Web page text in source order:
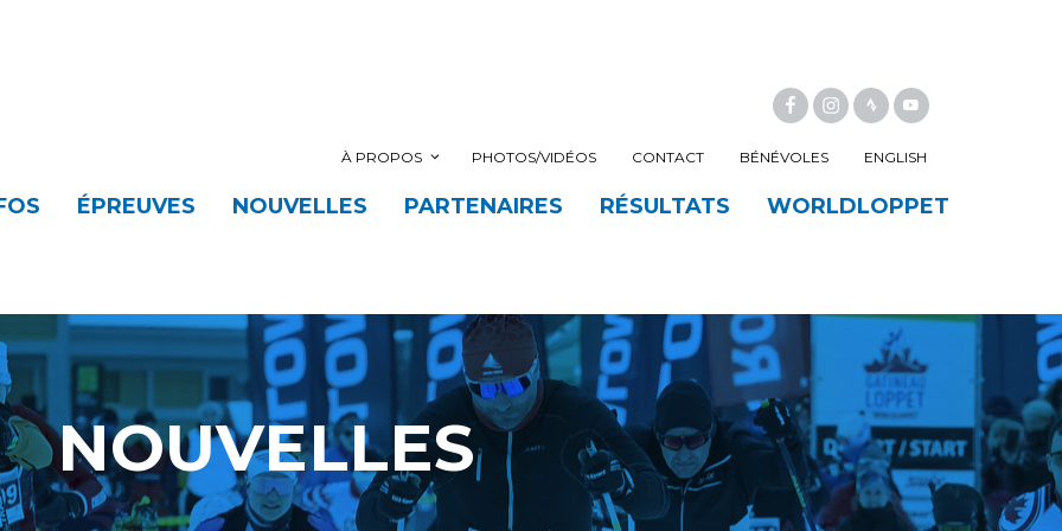
FACEBOOKINSTAGRAM
À PROPOS PHOTOS/VIDÉOS CONTACT BÉNÉVOLES ENGLISH
ÉPREUVES NOUVELLES PARTENAIRES RÉSULTATS WORLDLOPPET
NOUVELLES